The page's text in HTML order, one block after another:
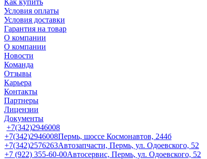
Как купить
Условия оплаты
Условия доставки
Гарантия на товар
О компании
О компании
Новости
Команда
Отзывы
Карьера
Контакты
Партнеры
Лицензии
Документы
+7(342)2946008
+7(342)2946008Пермь, шоссе Космонавтов, 244б
+7(342)2576263Автозапчасти, Пермь, ул. Одоевского, 52
+7 (922) 355-60-00Автосервис, Пермь, ул. Одоевского, 52